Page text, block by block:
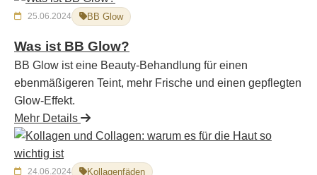
25.06.2024 BB Glow
Was ist BB Glow?
BB Glow ist eine Beauty-Behandlung für einen
ebenmäßigeren Teint, mehr Frische und einen gepflegten
Glow-Effekt.
Mehr Details
24.06.2024 Kollagenfäden